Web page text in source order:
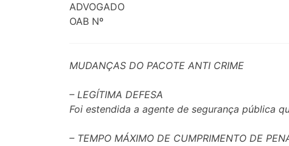
ADVOGADO
OAB Nº
MUDANÇAS DO PACOTE ANTI CRIME
– LEGÍTIMA DEFESA
Foi estendida a agente de segurança pública
– TEMPO MÁXIMO DE CUMPRIMENTO DE